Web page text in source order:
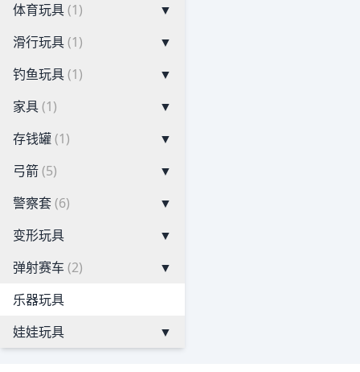
体育玩具(1)
▼
滑行玩具(1)
▼
钓鱼玩具(1)
▼
家具(1)
▼
存钱罐(1)
▼
弓箭(5)
▼
警察套(6)
▼
变形玩具
▼
弹射赛车 (2)
▼
乐器玩具
娃娃玩具
▼